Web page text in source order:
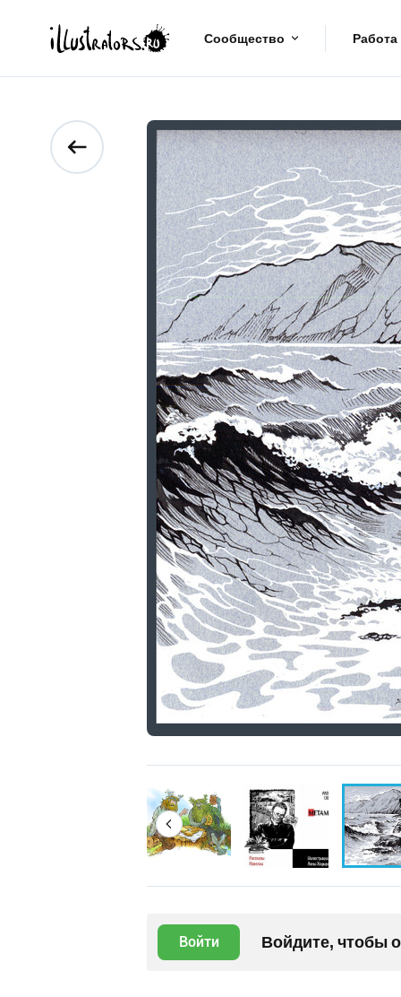
Сообщество Работа
Войти Войдите, чтобы